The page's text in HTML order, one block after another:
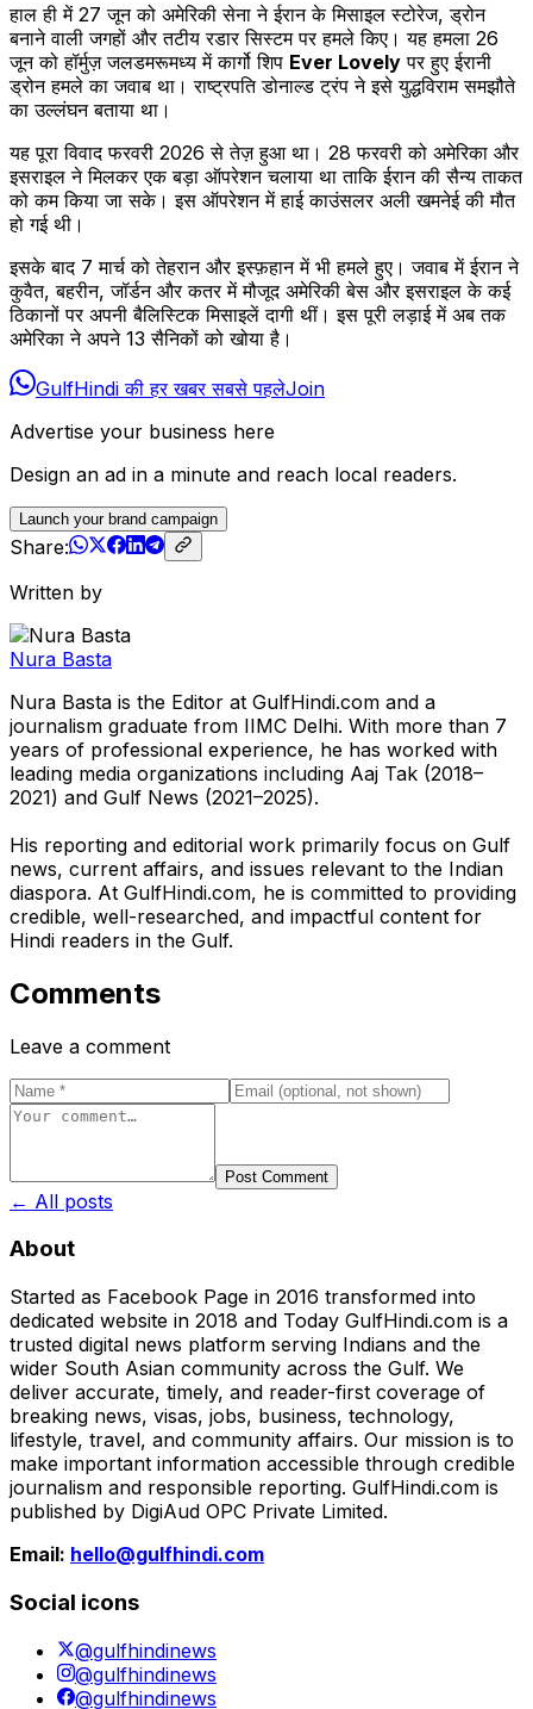
हाल ही में 27 जून को अमेरिकी सेना ने ईरान के मिसाइल स्टोरेज, ड्रोन
बनाने वाली जगहों और तटीय रडार सिस्टम पर हमले किए। यह हमला 26
जून को हॉर्मुज़ जलडमरूमध्य में कार्गो शिप Ever Lovely पर हुए ईरानी
ड्रोन हमले का जवाब था। राष्ट्रपति डोनाल्ड ट्रंप ने इसे युद्धविराम समझौते
का उल्लंघन बताया था।
यह पूरा विवाद फरवरी 2026 से तेज़ हुआ था। 28 फरवरी को अमेरिका और
इसराइल ने मिलकर एक बड़ा ऑपरेशन चलाया था ताकि ईरान की सैन्य ताकत
को कम किया जा सके। इस ऑपरेशन में हाई काउंसलर अली खमनेई की मौत
हो गई थी।
इसके बाद 7 मार्च को तेहरान और इस्फ़हान में भी हमले हुए। जवाब में ईरान ने
कुवैत, बहरीन, जॉर्डन और कतर में मौजूद अमेरिकी बेस और इसराइल के कई
ठिकानों पर अपनी बैलिस्टिक मिसाइलें दागी थीं। इस पूरी लड़ाई में अब तक
अमेरिका ने अपने 13 सैनिकों को खोया है।
GulfHindi की हर खबर सबसे पहलेJoin
Advertise your business here
Design an ad in a minute and reach local readers.
Launch your brand campaign
Share:
Written by
Nura Basta
Nura Basta is the Editor at GulfHindi.com and a
journalism graduate from IIMC Delhi. With more than 7
years of professional experience, he has worked with
leading media organizations including Aaj Tak (2018–
2021) and Gulf News (2021–2025).
His reporting and editorial work primarily focus on Gulf
news, current affairs, and issues relevant to the Indian
diaspora. At GulfHindi.com, he is committed to providing
credible, well-researched, and impactful content for
Hindi readers in the Gulf.
Comments
Leave a comment
Post Comment
← All posts
About
Started as Facebook Page in 2016 transformed into
dedicated website in 2018 and Today GulfHindi.com is a
trusted digital news platform serving Indians and the
wider South Asian community across the Gulf. We
deliver accurate, timely, and reader-first coverage of
breaking news, visas, jobs, business, technology,
lifestyle, travel, and community affairs. Our mission is to
make important information accessible through credible
journalism and responsible reporting. GulfHindi.com is
published by DigiAud OPC Private Limited.
Email: hello@gulfhindi.com
Social icons
@gulfhindinews
@gulfhindinews
@gulfhindinews